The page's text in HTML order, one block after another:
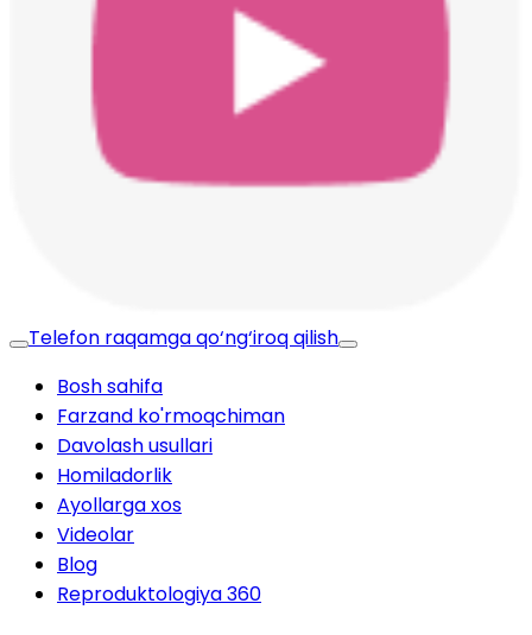
Telefon raqamga qo‘ng‘iroq qilish
Bosh sahifa
Farzand ko'rmoqchiman
Davolash usullari
Homiladorlik
Ayollarga xos
Videolar
Blog
Reproduktologiya 360